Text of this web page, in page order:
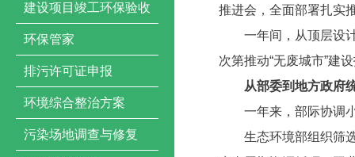
建设项目竣工环保验收
环保管家
排污许可证申报
环境综合整治方案
污染场地调查与修复
推进会，全面部署扎实
一年间，从顶层设计
次第推动“无废城市”建
从部委到地方政府
一年来，部际协调小
生态环境部组织筛选